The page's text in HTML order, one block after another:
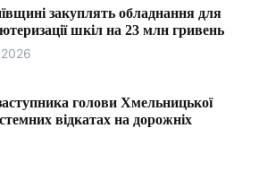
т
закуплять обладнання для
шкіл на 23 млн гривень
голови Хмельницької
відкатах на дорожніх